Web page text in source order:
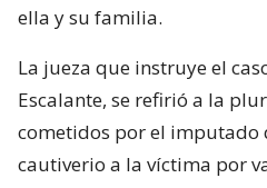
ella y su familia.
La jueza que instruye el
Escalante, se refirió a la
cometidos por el imputado
cautiverio a la víctima por